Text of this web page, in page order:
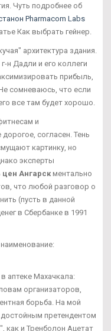
Чуть подробнее об
Pharmacom Labs
Как выбрать гейнер.
архитектура здания.
н Дадли и его коллеги
прибыль,
сомневаюсь, что если
все там будет хорошо.
и
согласен. Тень
картинку, но
эксперты
цен Ангарск ментально
что любой разговор о
(пусть в данной
в Сбербанке в 1991
аптеке Махачкала:
организаторов,
борьба. На мой
достойным претендентом
как и Тренболон Ацетат